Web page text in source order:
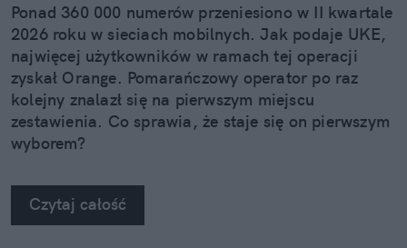
Ponad 360 000 numerów przeniesiono w II kwartale
2026 roku w sieciach mobilnych. Jak podaje UKE,
najwięcej użytkowników w ramach tej operacji
zyskał Orange. Pomarańczowy operator po raz
kolejny znalazł się na pierwszym miejscu
zestawienia. Co sprawia, że staje się on pierwszym
wyborem?
Czytaj całość